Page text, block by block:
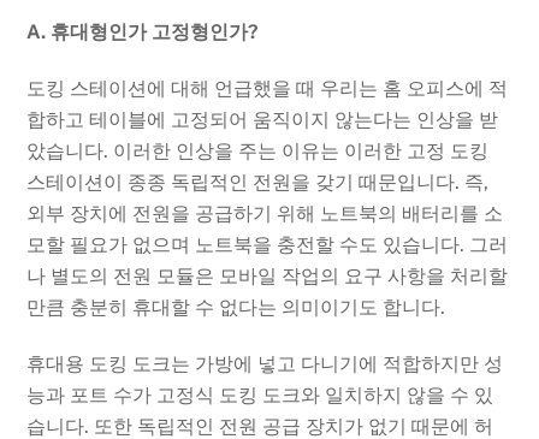
A. 휴대형인가 고정형인가?
도킹 스테이션에 대해 언급했을 때 우리는 홈 오피스에 적
합하고 테이블에 고정되어 움직이지 않는다는 인상을 받
았습니다. 이러한 인상을 주는 이유는 이러한 고정 도킹
스테이션이 종종 독립적인 전원을 갖기 때문입니다. 즉,
외부 장치에 전원을 공급하기 위해 노트북의 배터리를 소
모할 필요가 없으며 노트북을 충전할 수도 있습니다. 그러
나 별도의 전원 모듈은 모바일 작업의 요구 사항을 처리할
만큼 충분히 휴대할 수 없다는 의미이기도 합니다.
휴대용 도킹 도크는 가방에 넣고 다니기에 적합하지만 성
능과 포트 수가 고정식 도킹 도크와 일치하지 않을 수 있
습니다. 또한 독립적인 전원 공급 장치가 없기 때문에 허